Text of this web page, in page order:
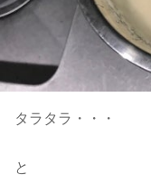
タラタラ・・・
と